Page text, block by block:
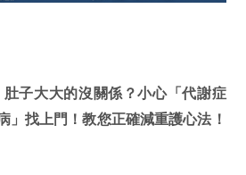
肚子大大的沒關係？小心「代謝症
」找上門！教您正確減重護心法！